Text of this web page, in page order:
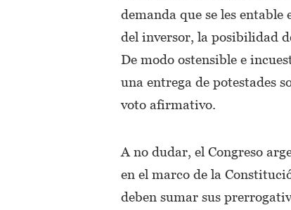
demanda que se les
del inversor, la posibilidad
De modo ostensible e
una entrega de potestades
voto afirmativo.
A no dudar, el Congreso
en el marco de la
deben sumar sus